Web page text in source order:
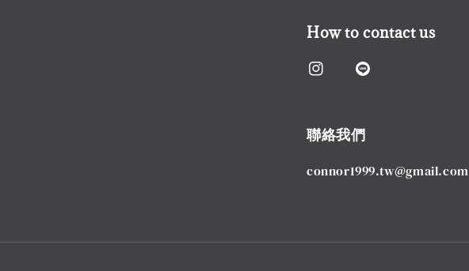
How to contact us
聯絡我們
connor1999.tw@gmail.com